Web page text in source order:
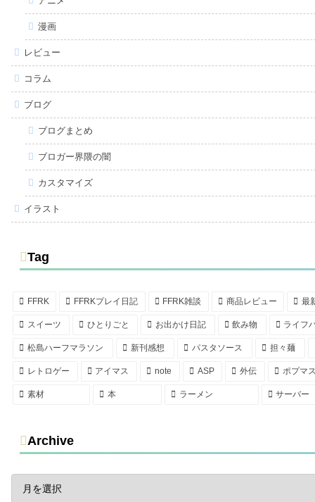
漫画
レビュー
コラム
ブログ
ブログまとめ
ブロガー界隈の闇
カスタマイズ
イラスト
Tag
FFRK FFRKプレイ日記 FFRK雑談 商品レビュー 最
スイーツ ひとりごと お出かけ日記 飲み物 ライフ
松島ハーフマラソン 新刊感想 パスタソース 担々麺
レトロゲー アイマス note ASP 外伝 ポプマ
素材 本 ラーメン サーバー
Archive